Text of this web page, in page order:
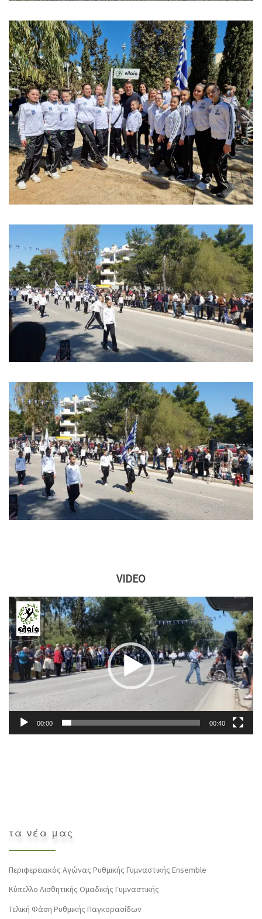
VIDEO
Πρόγραμμα
Αναπαραγωγής
Βίντεο
00:00 00:40
τα νέα μας
Περιφερειακός Αγώνας Ρυθμικής Γυμναστικής Ensemble
Κύπελλο Αισθητικής Ομαδικής Γυμναστικής
Τελική Φάση Ρυθμικής Παγκορασίδων